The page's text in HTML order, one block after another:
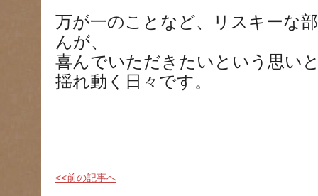
万が一のことなど、リスキーな
んが、
喜んでいただきたいという思い
揺れ動く日々です。
<<前の記事へ